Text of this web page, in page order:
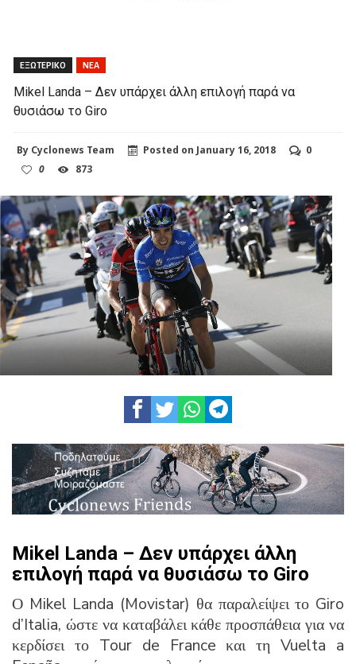
ΕΞΩΤΕΡΙΚΟ ΝΕΑ
Mikel Landa – Δεν υπάρχει άλλη επιλογή παρά να
θυσιάσω το Giro
By Cyclonews Team Posted on January 16, 2018
0
0
873
Mikel Landa – Δεν υπάρχει άλλη
επιλογή παρά να θυσιάσω το Giro
Ο Mikel Landa (Movistar) θα παραλείψει το Giro
d’Italia, ώστε να καταβάλει κάθε προσπάθεια για να
κερδίσει το Tour de France και τη Vuelta a